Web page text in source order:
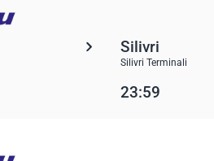
Silivri
Silivri Terminali
23:59